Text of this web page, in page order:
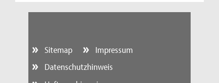
Sitemap
Impressum
Datenschutzhinweis